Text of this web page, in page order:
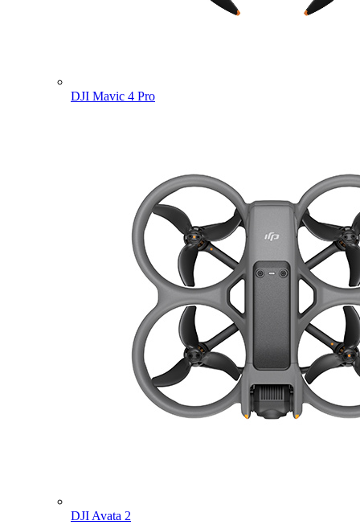
DJI Mavic 4 Pro
DJI Avata 2